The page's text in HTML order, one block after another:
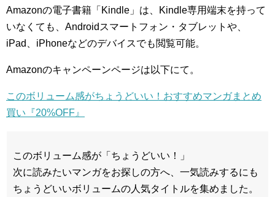
Amazonの電子書籍「Kindle」は、Kindle専用端末を持って
いなくても、Androidスマートフォン・タブレットや、
iPad、iPhoneなどのデバイスでも閲覧可能。
Amazonのキャンペーンページは以下にて。
このボリューム感がちょうどいい！おすすめマンガまとめ
買い『20%OFF』
このボリューム感が「ちょうどいい！」
次に読みたいマンガをお探しの方へ、一気読みするにも
ちょうどいいボリュームの人気タイトルを集めました。